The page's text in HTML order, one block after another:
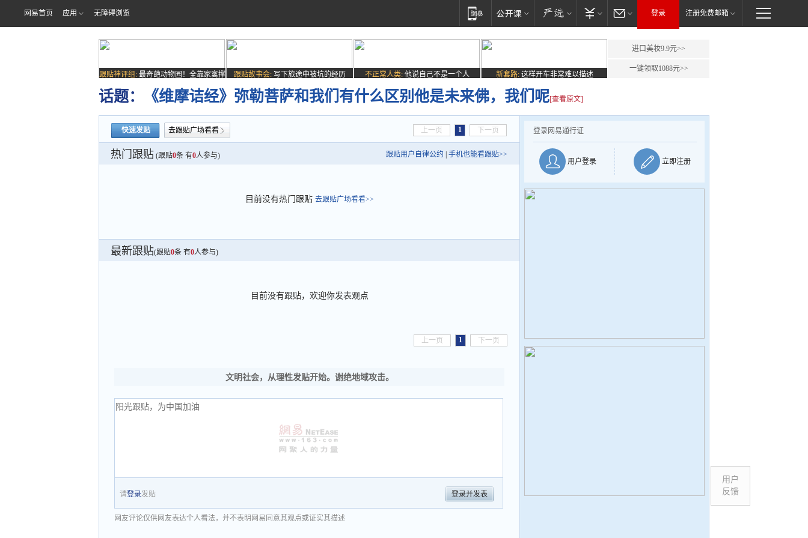
网易首页 应用 无障碍浏览 登录 注册免费邮箱
跟贴神评组: 最奇葩动物园！全靠家禽撑
场子
跟贴故事会: 写下旅途中被坑的经历 不正常人类: 他说自己不是一个人 新套路: 这样开车非常难以描述
进口美妆9.9元>>
一键领取1088元>>
话题： 《维摩诘经》弥勒菩萨和我们有什么区别他是未来佛，我们呢[查看原文]
快速发贴 去跟贴广场看看 上一页 1 下一页
热门跟贴 (跟贴0条 有0人参与) 跟贴用户自律公约 手机也能看跟贴>>
目前没有热门跟贴 去跟贴广场看看>>
最新跟贴(跟贴0条 有0人参与)
目前没有跟贴，欢迎你发表观点
上一页 1 下一页
文明社会，从理性发贴开始。谢绝地域攻击。
请登录发贴 登录并发表
网友评论仅供网友表达个人看法，并不表明网易同意其观点或证实其描述
登录网易通行证
用户登录 立即注册
用户
反馈